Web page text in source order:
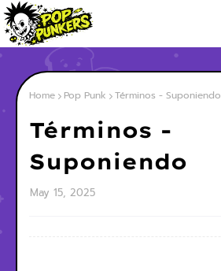
Home Pop Punk Términos - Suponiendo
Términos -
Suponiendo
May 15, 2025